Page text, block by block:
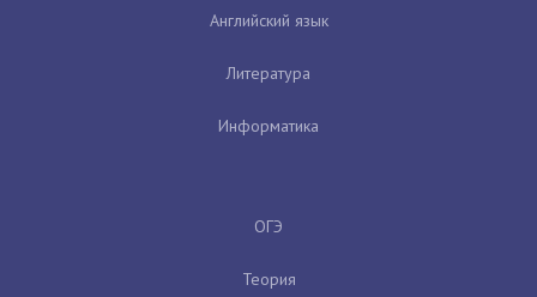
Английский язык
Литература
Информатика
ОГЭ
Теория